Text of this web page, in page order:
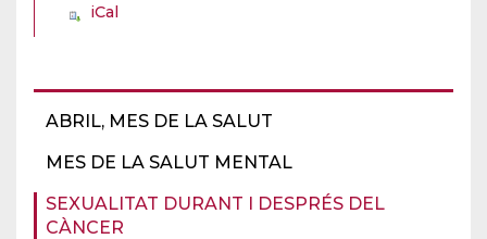
ABRIL, MES DE LA SALUT
MES DE LA SALUT MENTAL
SEXUALITAT DURANT I DESPRÉS DEL
CÀNCER
iCal